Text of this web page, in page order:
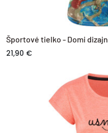
Športové tielko - Domi dizajn
21,90 €